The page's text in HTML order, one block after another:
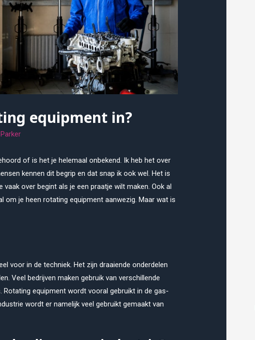
equipment in?
of is het je helemaal onbekend. Ik heb het over
kennen dit begrip en dat snap ik ook wel. Het is
over begint als je een praatje wilt maken. Ook al
om je heen rotating equipment aanwezig. Maar wat is
voor in de techniek. Het zijn draaiende onderdelen
Veel bedrijven maken gebruik van verschillende
equipment wordt vooral gebruikt in de gas-
wordt er namelijk veel gebruikt gemaakt van